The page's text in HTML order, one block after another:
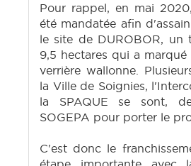
Pour rappel, en mai
été mandatée afin
le site de DUROBOR, un
9,5 hectares qui a
verrière wallonne.
la Ville de Soignies,
la SPAQUE se sont,
SOGEPA pour porter le
C'est donc le